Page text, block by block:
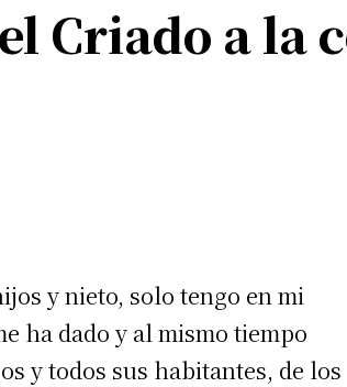
Criado a la
y nieto, solo tengo en mi
ha dado y al mismo tiempo
y todos sus habitantes, de los